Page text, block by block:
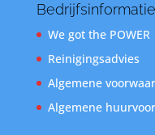
Bedrijfsinformatie
We got the POWER
Reinigingsadvies
Algemene
Algemene